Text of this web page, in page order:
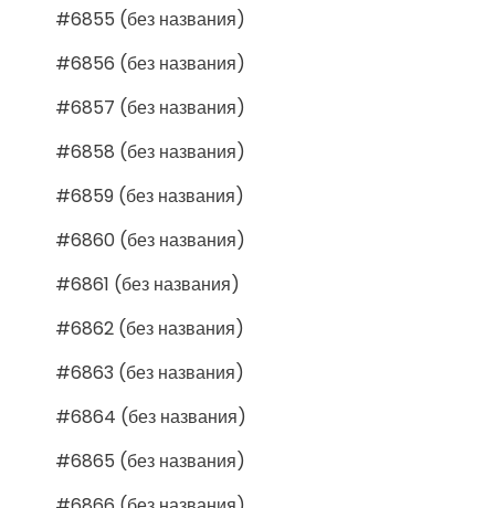
#6855 (без названия)
#6856 (без названия)
#6857 (без названия)
#6858 (без названия)
#6859 (без названия)
#6860 (без названия)
#6861 (без названия)
#6862 (без названия)
#6863 (без названия)
#6864 (без названия)
#6865 (без названия)